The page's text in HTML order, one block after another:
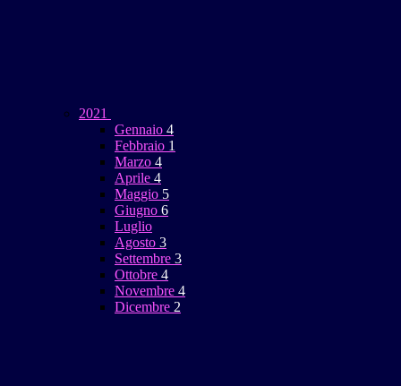
2021
Gennaio 4
Febbraio 1
Marzo 4
Aprile 4
Maggio 5
Giugno 6
Luglio
Agosto 3
Settembre 3
Ottobre 4
Novembre 4
Dicembre 2